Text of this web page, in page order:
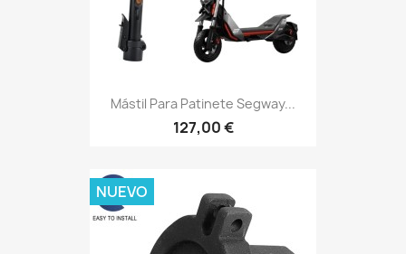
Mástil Para Patinete Segway...
127,00 €
NUEVO